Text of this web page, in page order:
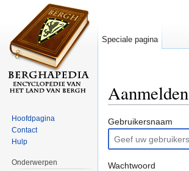
Aanmelden
Gebruikersnaam
Wachtwoord
Speciale pagina
Hoofdpagina
Contact
Hulp
Onderwerpen